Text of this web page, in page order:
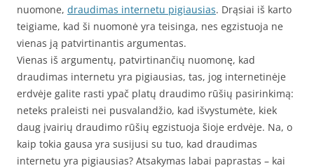
nuomone, draudimas internetu pigiausias. Drąsiai iš karto
teigiame, kad ši nuomonė yra teisinga, nes egzistuoja ne
vienas ją patvirtinantis argumentas.
Vienas iš argumentų, patvirtinančių nuomonę, kad
draudimas internetu yra pigiausias, tas, jog internetinėje
erdvėje galite rasti ypač platų draudimo rūšių pasirinkimą:
neteks praleisti nei pusvalandžio, kad išvystumėte, kiek
daug įvairių draudimo rūšių egzistuoja šioje erdvėje. Na, o
kaip tokia gausa yra susijusi su tuo, kad draudimas
internetu yra pigiausias? Atsakymas labai paprastas – kai